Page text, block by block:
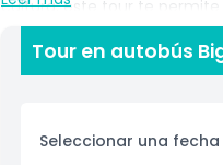
cultura, este tour te permite
varios idiomas, para que
monumentos únicos
Autobús Hop On Hop Off
valor, vistas
Hop Off en Singapur hoy y
Tour en autobús
Seleccionar una fecha